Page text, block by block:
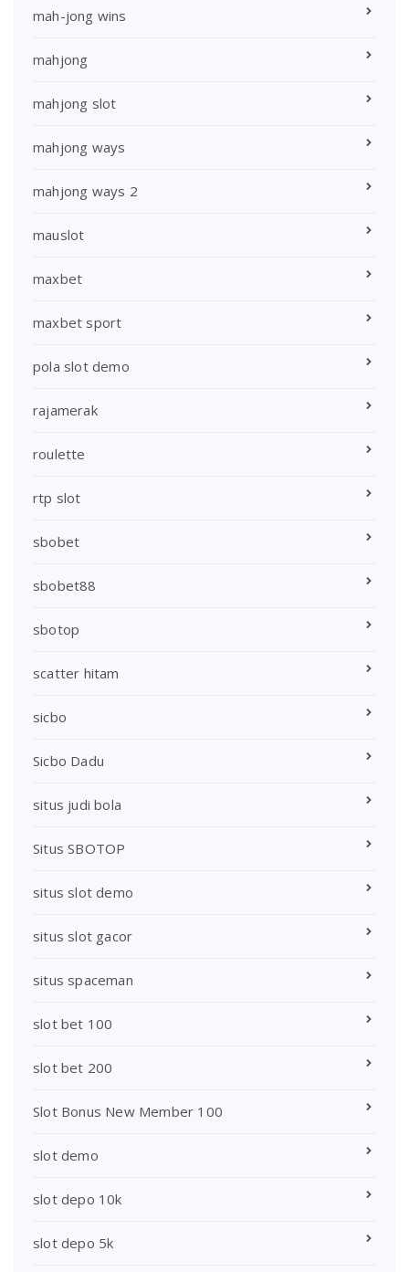
mah-jong wins
mahjong
mahjong slot
mahjong ways
mahjong ways 2
mauslot
maxbet
maxbet sport
pola slot demo
rajamerak
roulette
rtp slot
sbobet
sbobet88
sbotop
scatter hitam
sicbo
Sicbo Dadu
situs judi bola
Situs SBOTOP
situs slot demo
situs slot gacor
situs spaceman
slot bet 100
slot bet 200
Slot Bonus New Member 100
slot demo
slot depo 10k
slot depo 5k